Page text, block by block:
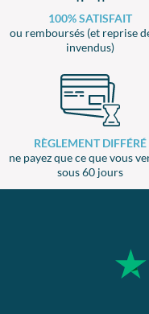
100% SATISFAIT
ou remboursés (et reprise
invendus)
RÈGLEMENT DIFFÉRÉ
ne payez que ce que vous
sous 60 jours